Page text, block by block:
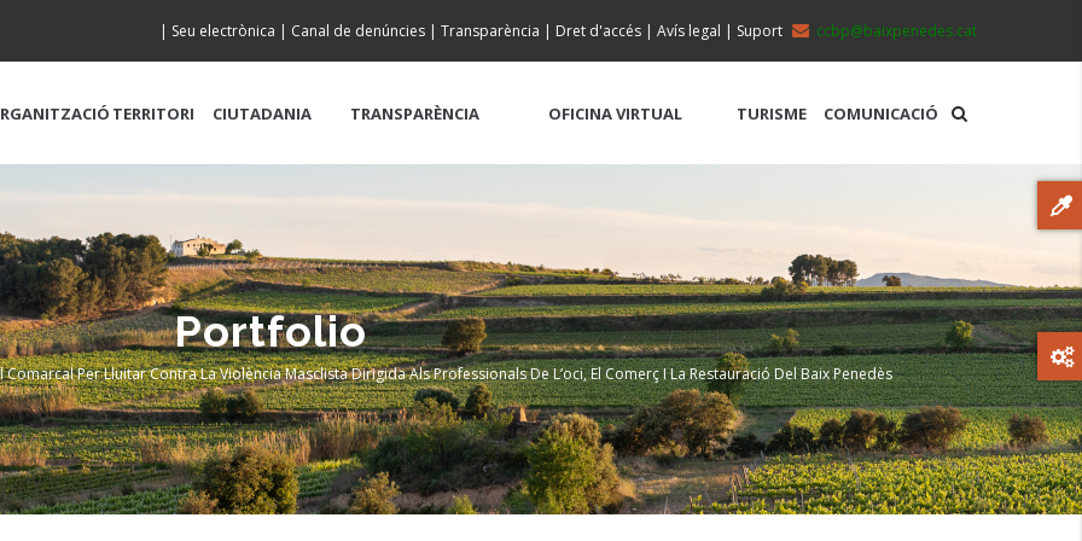
ccbp@baixpenedes.cat
| Seu electrònica | Canal de denúncies | Transparència | Dret d'accés | Avís legal | Suport
TERRITORI CIUTADANIA TRANSPARÈNCIA OFICINA VIRTUAL TURISME COMUNICACIÓ
Portfolio
Comarcal Per Lluitar Contra La Violència Masclista Dirigida Als Professionals De L’oci, El Comerç I La Restauració Del Baix Penedès